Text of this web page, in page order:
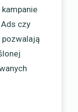
czy
pozwalają